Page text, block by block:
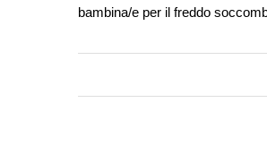
bambina/e per il freddo